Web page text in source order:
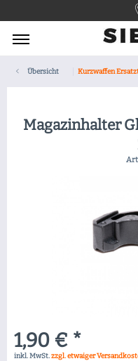
Übersicht Kurzwaffen
Magazinhalter
1,90 € *
inkl. MwSt.zzgl. etwaiger